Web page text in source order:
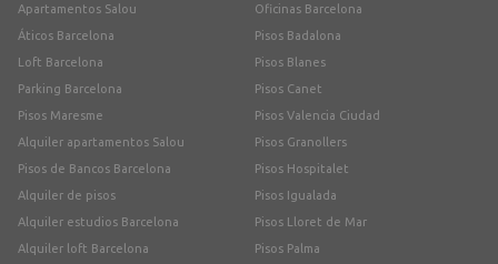
Apartamentos Salou
Áticos Barcelona
Loft Barcelona
Parking Barcelona
Pisos Maresme
Alquiler apartamentos Salou
Pisos de Bancos Barcelona
Alquiler de pisos
Alquiler estudios Barcelona
Alquiler loft Barcelona
Oficinas Barcelona
Pisos Badalona
Pisos Blanes
Pisos Canet
Pisos Valencia Ciudad
Pisos Granollers
Pisos Hospitalet
Pisos Igualada
Pisos Lloret de Mar
Pisos Palma